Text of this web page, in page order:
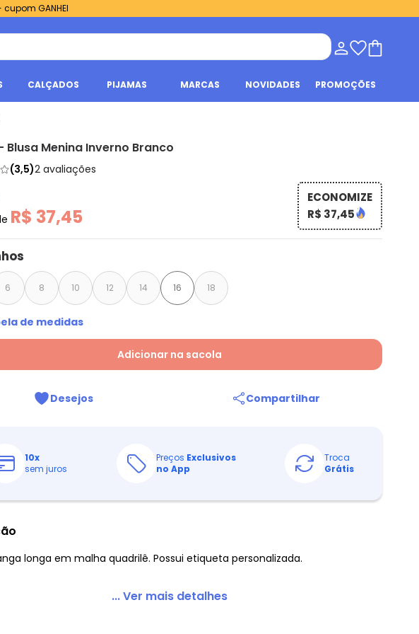
cupom GANHEI
CALÇADOS PIJAMAS MARCAS NOVIDADES PROMOÇÕES
Blusa Menina Inverno Branco
(3,5)2 avaliações
R$ 37,45
ECONOMIZE
R$ 37,45
6 8 10 12 14 16 18
de medidas
Adicionar na sacola
Desejos Compartilhar
10x
sem juros
Preços Exclusivos
no App
Troca
Grátis
longa em malha quadrilê. Possui etiqueta personalizada.
... Ver mais detalhes